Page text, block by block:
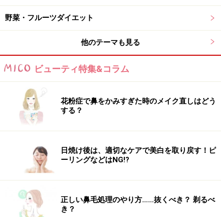
という場合は、お腹に溜まりやすい食材、例えば果物な
らバナナ、サラダにはアボカド、豆腐、納豆、ナッツを
入れたりするとよいでしょう。また、小腹がすいた時に
は間食として、ドライフルーツがオススメです。
また「ローフードダイエット」は、食材そのものの味を
楽しむものなので、手の込んだ＆面倒な料理の下ごしら
えをする必要がないのもメリット。毎日忙しく、料理を
作る時間のない人にも好都合です！
「週末ローフードダイエット」の実践方法
朝食にはフレッシュジュースがオススメ！
野菜・フルーツダイエット
他のテーマも見る
ビューティ特集&コラム
花粉症で鼻をかみすぎた時のメイク直しはどう
する？
日焼け後は、適切なケアで美白を取り戻す！ピ
ーリングなどはNG!?
正しい鼻毛処理のやり方……抜くべき？ 剃るべ
き？